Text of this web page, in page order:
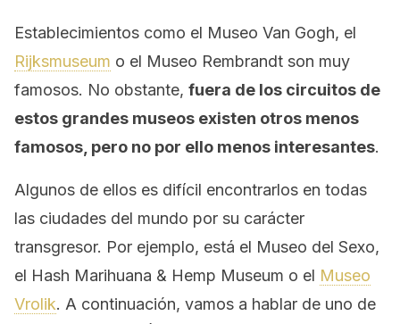
Establecimientos como el Museo Van Gogh, el
Rijksmuseum o el Museo Rembrandt son muy
famosos. No obstante, fuera de los circuitos de
estos grandes museos existen otros menos
famosos, pero no por ello menos interesantes.
Algunos de ellos es difícil encontrarlos en todas
las ciudades del mundo por su carácter
transgresor. Por ejemplo, está el Museo del Sexo,
el Hash Marihuana & Hemp Museum o el Museo
Vrolik. A continuación, vamos a hablar de uno de